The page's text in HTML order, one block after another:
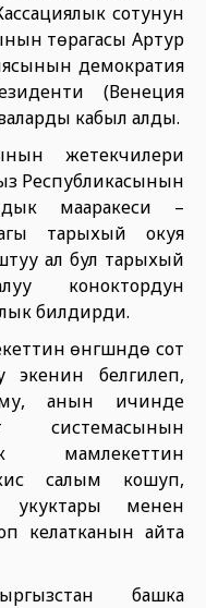
сотунун
төрагасы Артур
демократия
(Венеция
кабыл алды.
жетекчилери
Республикасынын
мааракеси –
тарыхый окуя
ал бул тарыхый
коноктордун
билдирди.
өнүгүшүндө сот
экенин белгилеп,
анын ичинде
мамлекеттин
салым кошуп,
укуктары менен
келатканын айта
башка